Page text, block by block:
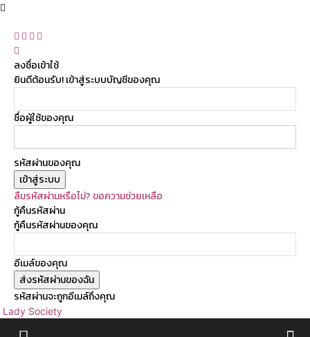
ลงชื่อเข้าใช้
ยินดีต้อนรับ! เข้าสู่ระบบบัญชีของคุณ
ชื่อผู้ใช้ของคุณ
รหัสผ่านของคุณ
ลืมรหัสผ่านหรือไม่? ขอความช่วยเหลือ
กู้คืนรหัสผ่าน
กู้คืนรหัสผ่านของคุณ
อีเมล์ของคุณ
รหัสผ่านจะถูกอีเมล์ถึงคุณ
Lady Society